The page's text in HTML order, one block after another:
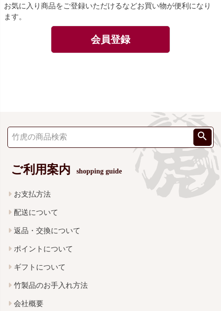
お気に入り商品をご登録いただけるなどお買い物が便利になり
ます。
会員登録
ご利用案内 shopping guide
お支払方法
配送について
返品・交換について
ポイントについて
ギフトについて
竹製品のお手入れ方法
会社概要